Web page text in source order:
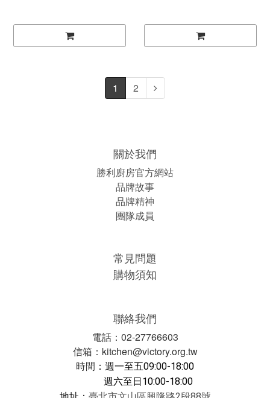
1 2
關於我們
勝利廚房官方網站
品牌故事
品牌精神
團隊成員
常見問題
購物須知
聯絡我們
電話：02-27766603
信箱：kitchen@victory.org.tw
時間 ： 週一至五09:00-18:00
週六至日10:00-18:00